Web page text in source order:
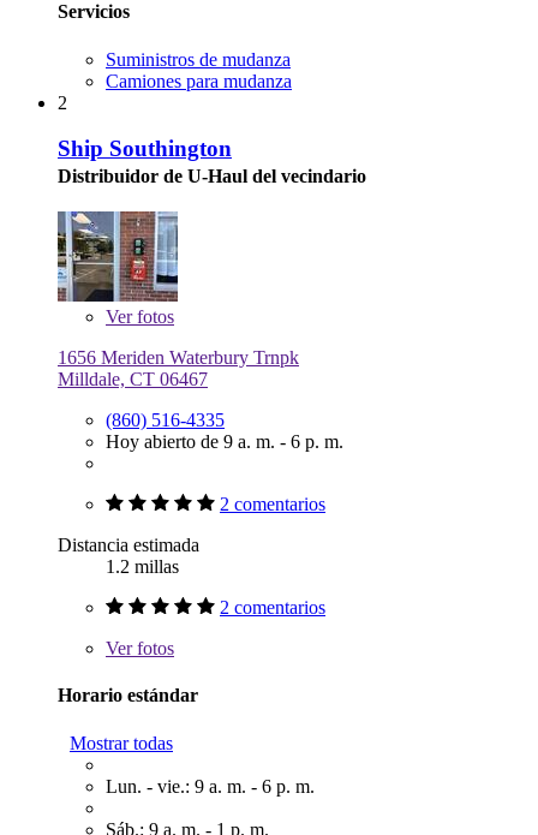
Servicios
Suministros de mudanza
Camiones para mudanza
2
Ship Southington
Distribuidor de U-Haul del vecindario
Verfotos
1656 Meriden Waterbury Trnpk
Milldale, CT 06467
(860) 516-4335
Hoy abierto de 9 a. m. - 6 p. m.
2 comentarios
Distancia estimada
1.2 millas
2 comentarios
Verfotos
Horario estándar
Mostrar todas
Lun. - vie.: 9 a. m. - 6 p. m.
Sáb.: 9 a. m. - 1 p. m.